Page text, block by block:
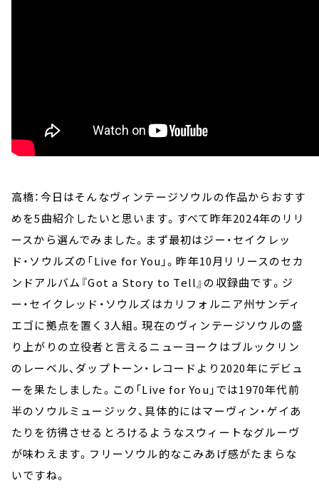
高橋：今日はそんなヴィンテージソウルの作品からおすす
めを5曲紹介したいと思います。すべて昨年2024年のリリ
ースから選んでみました。まず最初はジー・セイクレッ
ド・ソウルズの「Live for You」。昨年10月リリースのセカ
ンドアルバム『Got a Story to Tell』の収録曲です。ジ
ー・セイクレッド・ソウルズはカリフォルニア州サンディ
エゴに拠点を置く3人組。現在のヴィンテージソウルの盛
り上がりの立役者と言えるニューヨークはブルックリン
のレーベル、ダップトーン・レコードより2020年にデビュ
ーを果たしました。この「Live for You」では1970年代前
半のソウルミュージック、具体的にはマーヴィン・ゲイあ
たりを彷彿させるとろけるようなスウィートなグルーヴ
が味わえます。フリーソウル的なこみあげ感がたまらな
いですね。